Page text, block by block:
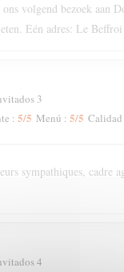
volgend bezoek aan
Eén adres: Le
3
: 5/5 Menú : 5/5 Calidad
sympathiques, cadre
4